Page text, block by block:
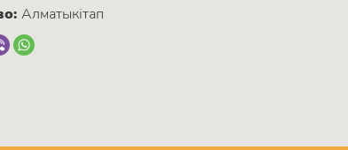
Алматыкітап